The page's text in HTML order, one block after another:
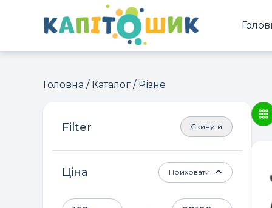
Головна / Каталог / Різне
Скинути
Ціна Приховати